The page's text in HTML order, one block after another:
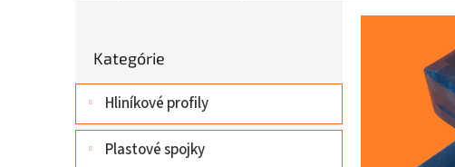
ý
a
kategórie
Kategórie
Hliníkové profily
Plastové spojky